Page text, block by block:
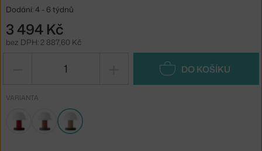
Dodání: 4 - 6 týdnů
3 494 Kč
bez DPH: 2 887,60 Kč
DO KOŠÍKU
VARIANTA